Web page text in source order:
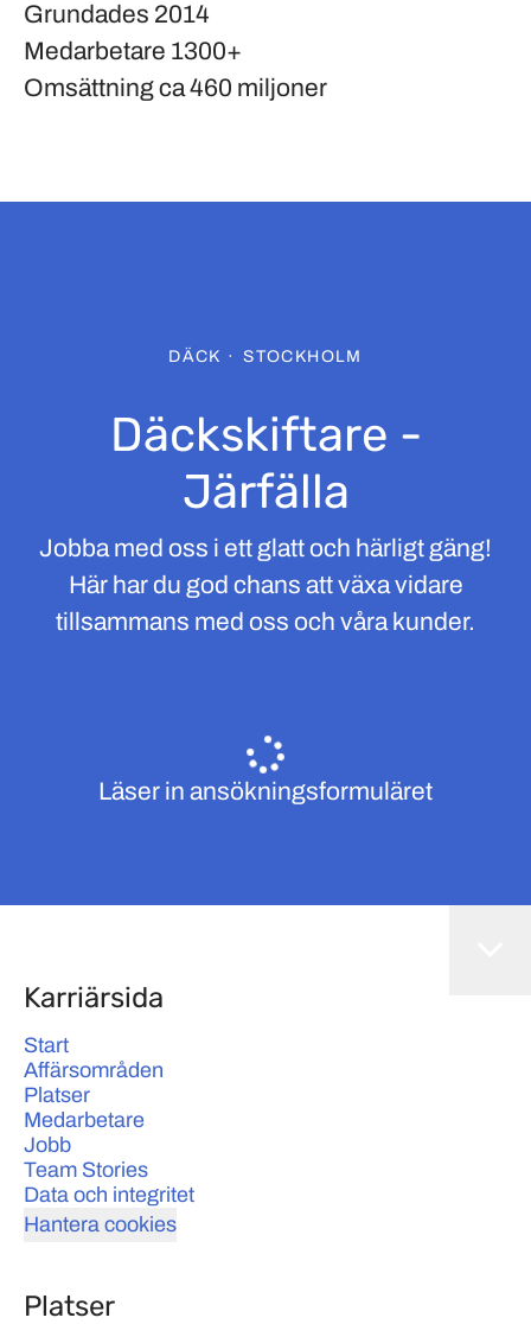
Grundades 2014
Medarbetare 1300+
Omsättningca 460 miljoner
DÄCK · STOCKHOLM
Däckskiftare -
Järfälla
Jobba med oss i ett glatt och härligt gäng!
Här har du god chans att växa vidare
tillsammans med oss och våra kunder.
Läser in ansökningsformuläret
Karriärsida
Start
Affärsområden
Platser
Medarbetare
Jobb
Team Stories
Data och integritet
Hantera cookies
Platser